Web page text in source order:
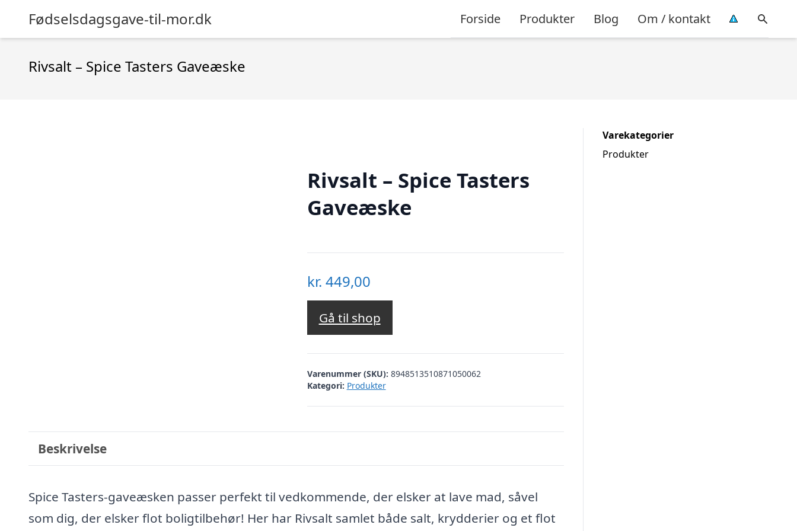
Fødselsdagsgave-til-mor.dk Forside Produkter Blog Om / kontakt
Rivsalt – Spice Tasters Gaveæske
Rivsalt – Spice Tasters
Gaveæske
kr. 449,00
Gå til shop
Varenummer (SKU): 8948513510871050062
Kategori: Produkter
Beskrivelse
Spice Tasters-gaveæsken passer perfekt til vedkommende, der elsker at lave mad, såvel
som dig, der elsker flot boligtilbehør! Her har Rivsalt samlet både salt, krydderier og et flot
Varekategorier
Produkter